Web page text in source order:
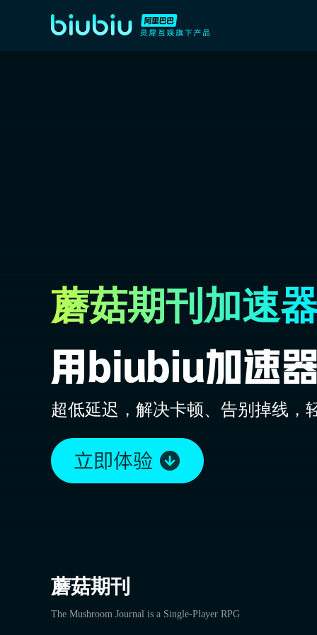
蘑菇期刊加速
超低延迟，解决卡顿、告别掉线，
蘑菇期刊
The Mushroom Journal is a Single-Player RPG